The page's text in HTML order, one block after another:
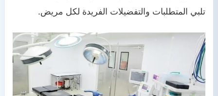
تلبي المتطلبات والتفضيلات الفريدة لكل مريض.